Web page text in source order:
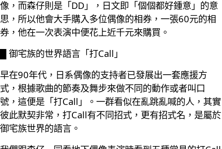
像，而森仔則是「DD」，日文即「個個都好鍾意」的意
思，所以他會大手購入多位偶像的相券，一張60元的相
券，他在一次表演中便花上近千元來購買。
█ 御宅族的世界語言「打Call」
早在90年代，日系偶像的支持者已發展出一套應援方
式，根據歌曲的節奏及舞步來做不同的動作或者叫口
號，這便是「打Call」。一群看似在亂跳亂喊的人，其實
彼此默契非常，打Call有不同招式，更有招式名，是屬於
御宅族世界的語言。